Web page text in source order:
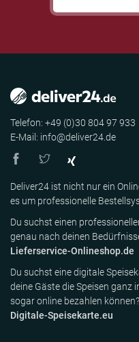
Telefon: +49 (0)30 804 97 933
E-Mail: info@deliver24.de
Deliver24 ist nicht nur ein
es um professionelle
Du suchst einen
genau nach deinen
Lieferservice-Onlineshop.de
Du suchst eine digitale
deine Gäste die Speisen ganz
sogar online bezahlen können?
Digitale-Speisekarte.eu